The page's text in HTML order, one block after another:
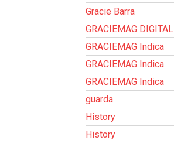
Gracie Barra
GRACIEMAG DIGITAL
GRACIEMAG Indica
GRACIEMAG Indica
GRACIEMAG Indica
guarda
History
History